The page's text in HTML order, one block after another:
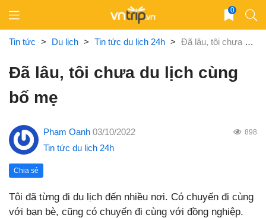
content
0
Tin tức > Du lịch > Tin tức du lịch 24h > Đã lâu, tôi chưa du lịch cùng bố mẹ
Đã lâu, tôi chưa du lịch cùng
bố mẹ
Phạm Oanh 03/10/2022 898
Tin tức du lịch 24h
Chia sẻ
Tôi đã từng đi du lịch đến nhiều nơi. Có chuyến đi cùng
với bạn bè, cũng có chuyến đi cùng với đồng nghiệp.